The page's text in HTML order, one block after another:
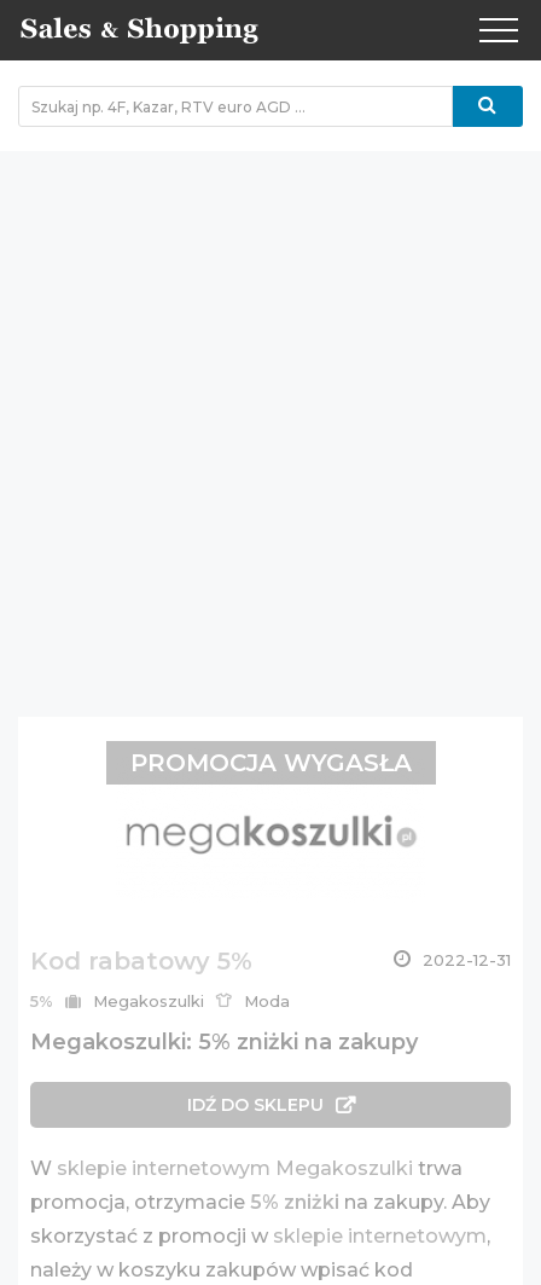
Kod rabatowy 5% 2022-12-31
5% Megakoszulki Moda
Megakoszulki: 5% zniżki na zakupy
IDŹ DO SKLEPU
W sklepie internetowym Megakoszulki trwa
promocja, otrzymacie 5% zniżki na zakupy. Aby
skorzystać z promocji w sklepie internetowym,
należy w koszyku zakupów wpisać kod
PROMOCJA WYGASŁA